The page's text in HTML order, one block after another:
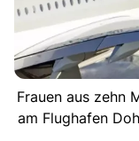
Frauen aus zehn
am Flughafen